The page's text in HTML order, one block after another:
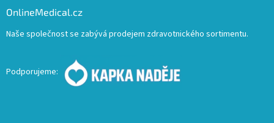
OnlineMedical.cz
Naše společnost se zabývá prodejem zdravotnického sortimentu.
Podporujeme: